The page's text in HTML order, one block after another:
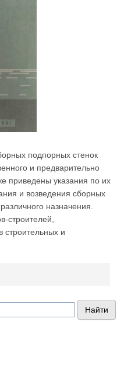
подпорных стенок
и предварительно
приведены указания по их
и возведения сборных
назначения.
строителей,
строительных и